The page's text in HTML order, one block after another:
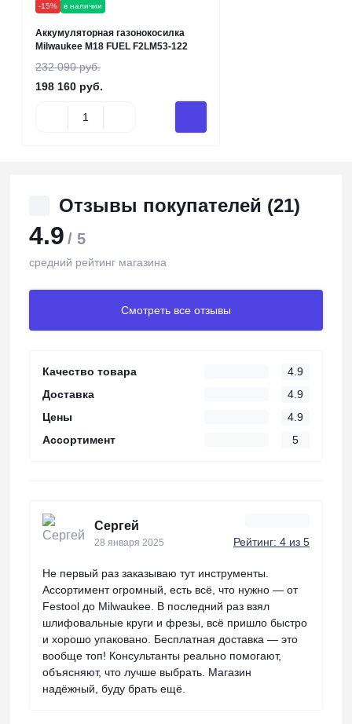
-15% в наличии
Аккумуляторная газонокосилка
Milwaukee M18 FUEL F2LM53-122
232 090 руб.
198 160 руб.
Отзывы покупателей (21)
4.9 / 5
средний рейтинг магазина
Смотреть все отзывы
Качество товара
4.9
Доставка
4.9
Цены
4.9
Ассортимент
5
Сергей
28 января 2025 Рейтинг: 4 из 5
Не первый раз заказываю тут инструменты.
Ассортимент огромный, есть всё, что нужно — от
Festool до Milwaukee. В последний раз взял
шлифовальные круги и фрезы, всё пришло быстро
и хорошо упаковано. Бесплатная доставка — это
вообще топ! Консультанты реально помогают,
объясняют, что лучше выбрать. Магазин
надёжный, буду брать ещё.